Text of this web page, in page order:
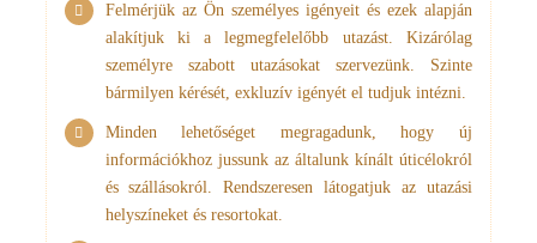
Felmérjük az Ön személyes igényeit és ezek alapján
alakítjuk ki a legmegfelelőbb utazást. Kizárólag
személyre szabott utazásokat szervezünk. Szinte
bármilyen kérését, exkluzív igényét el tudjuk intézni.
Minden lehetőséget megragadunk, hogy új
információkhoz jussunk az általunk kínált úticélokról
és szállásokról. Rendszeresen látogatjuk az utazási
helyszíneket és resortokat.